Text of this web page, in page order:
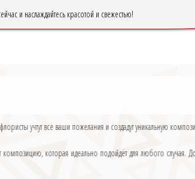
и наслаждайтесь красотой и свежестью!
учтут все ваши пожелания и создадут уникальную
которая идеально подойдёт для любого случая.